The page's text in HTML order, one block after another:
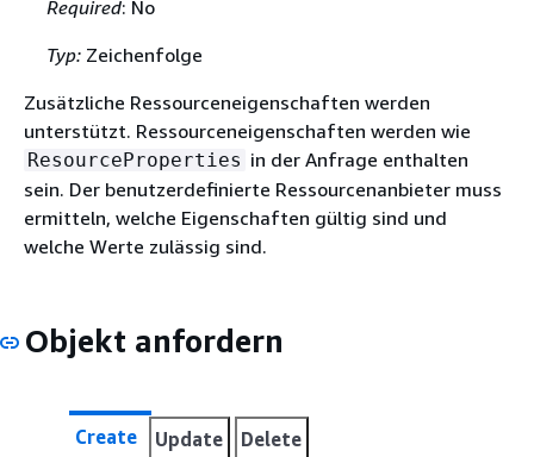
Required: No
Typ:Zeichenfolge
Zusätzliche Ressourceneigenschaften werden
unterstützt. Ressourceneigenschaften werden wie
ResourceProperties in der Anfrage enthalten
sein. Der benutzerdefinierte Ressourcenanbieter muss
ermitteln, welche Eigenschaften gültig sind und
welche Werte zulässig sind.
Objekt anfordern
Create Update Delete